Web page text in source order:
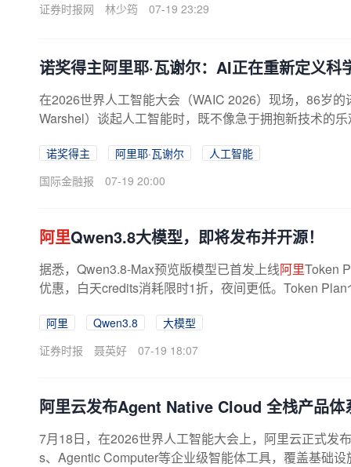
证券时报网 林少筠 07-19 23:29
诺奖得主阿里耶·瓦谢尔：AI正在重新定义科
在2026世界人工智能大会（WAIC 2026）现场，86岁
Warshel）谈起人工智能时，既不像急于拥抱新技术的
诺奖得主 阿里耶·瓦谢尔
人工智能
国际金融报
07-19 20:00
阿里Qwen3.8大模型，即将发布并开源！
据悉，Qwen3.8-Max预览版模型已首发上线阿里Token
优惠，白天credits消耗限时1折，夜间更低。Token
阿里 Qwen3.8
大模型
证券时报
聂英好 07-19 18:07
阿里云发布Agent Native Cloud 全栈产品体
7月18日，在2026世界人工智能大会上，阿里云正式发
s、Agentic Computer等企业级智能体工具，覆盖基础